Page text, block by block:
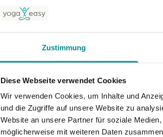
Zustimmung
Diese Webseite verwendet Cookies
Wir verwenden Cookies, um Inhalte und
und die Zugriffe auf unsere Website zu
Website an unsere Partner für soziale
möglicherweise mit weiteren Daten